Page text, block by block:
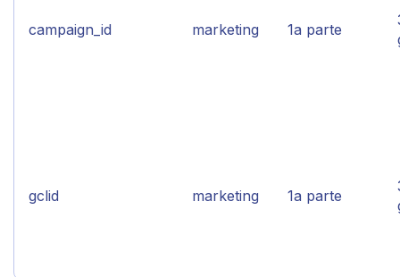
campaign_id marketing 1a parte
gclid marketing 1a parte